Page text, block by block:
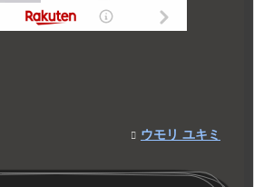
ウモリ ユキミ